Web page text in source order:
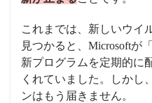
これまでは、新しいウイ
見つかると、Microsoftが
新プログラムを定期的に
くれていました。しかし
ンはもう届きません。